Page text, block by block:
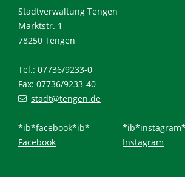
Stadtverwaltung Tengen
Marktstr. 1
78250 Tengen
Tel.: 07736/9233-0
Fax: 07736/9233-40
stadt@tengen.de
*ib*facebook*ib*
Facebook
Instagram